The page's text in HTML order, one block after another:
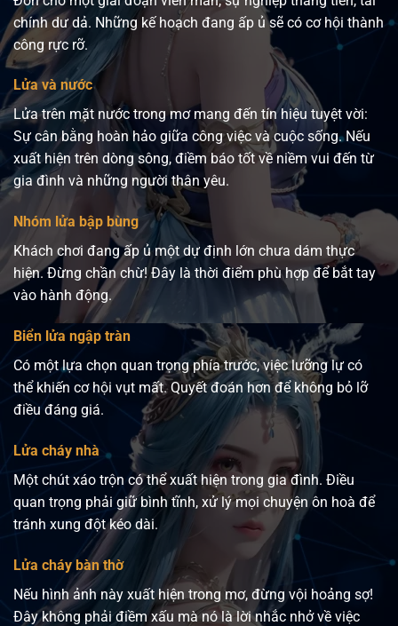
chính dư dả. Những kế hoạch đang ấp ủ sẽ có cơ hội thành
công rực rỡ.
Lửa và nước
Lửa trên mặt nước trong mơ mang đến tín hiệu tuyệt vời:
Sự cân bằng hoàn hảo giữa công việc và cuộc sống. Nếu
xuất hiện trên dòng sông, điềm báo tốt về niềm vui đến từ
gia đình và những người thân yêu.
Nhóm lửa bập bùng
Khách chơi đang ấp ủ một dự định lớn chưa dám thực
hiện. Đừng chần chừ! Đây là thời điểm phù hợp để bắt tay
vào hành động.
Biển lửa ngập tràn
Có một lựa chọn quan trọng phía trước, việc lưỡng lự có
thể khiến cơ hội vụt mất. Quyết đoán hơn để không bỏ lỡ
điều đáng giá.
Lửa cháy nhà
Một chút xáo trộn có thể xuất hiện trong gia đình. Điều
quan trọng phải giữ bình tĩnh, xử lý mọi chuyện ôn hoà để
tránh xung đột kéo dài.
Lửa cháy bàn thờ
Nếu hình ảnh này xuất hiện trong mơ, đừng vội hoảng sợ!
Đây không phải điềm xấu mà nó là lời nhắc nhở về việc